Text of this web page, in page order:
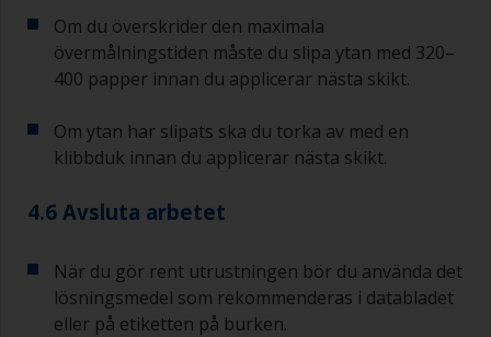
Om du överskrider den maximala
övermålningstiden måste du slipa ytan med 320–
400 papper innan du applicerar nästa skikt.
Om ytan har slipats ska du torka av med en
klibbduk innan du applicerar nästa skikt.
4.6 Avsluta arbetet
När du gör rent utrustningen bör du använda det
lösningsmedel som rekommenderas i databladet
eller på etiketten på burken.